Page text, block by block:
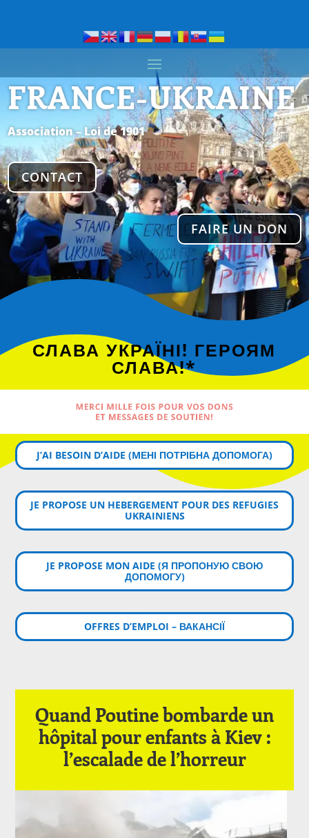
FRANCE-UKRAINE
Association – Loi de 1901
CONTACT
FAIRE UN DON
СЛАВА УКРАЇНІ! ГЕРОЯМ
СЛАВА!*
MERCI MILLE FOIS POUR VOS DONS
ET MESSAGES DE SOUTIEN!
J’AI BESOIN D’AIDE (MЕНІ ПОТРІБНА ДОПОМОГА)
JE PROPOSE UN HEBERGEMENT POUR DES REFUGIES
UKRAINIENS
JE PROPOSE MON AIDE (Я ПРОПОНУЮ СВОЮ
ДОПОМОГУ)
OFFRES D’EMPLOI – ВАКАНСІЇ
Quand Poutine bombarde un
hôpital pour enfants à Kiev :
l’escalade de l’horreur